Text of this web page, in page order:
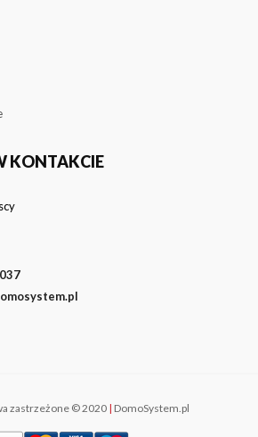
KONTAKCIE
zastrzeżone © 2020 | DomoSystem.pl